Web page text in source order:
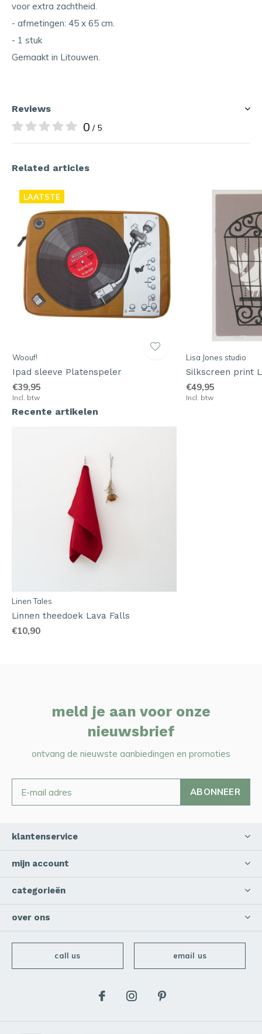
voor extra zachtheid.
- afmetingen: 45 x 65 cm.
- 1 stuk
Gemaakt in Litouwen.
Reviews
0 / 5
Related articles
LAATSTE
Woouf!
Ipad sleeve Platenspeler
€39,95
Incl. btw
Lisa Jones studio
Silkscreen print
€49,95
Incl. btw
Recente artikelen
Linen Tales
Linnen theedoek Lava Falls
€10,90
meld je aan voor onze
nieuwsbrief
ontvang de nieuwste aanbiedingen en promoties
ABONNEER
klantenservice
mijn account
categorieën
over ons
call us email us